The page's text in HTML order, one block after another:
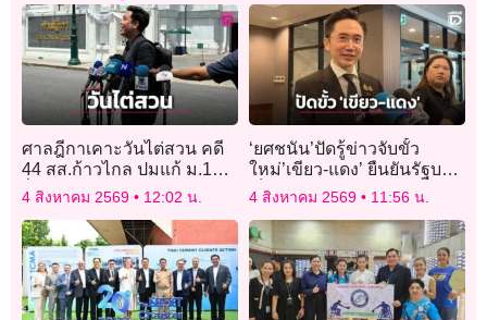
ศาลฎีกาเคาะวันไต่สวน คดี
44 สส.ก้าวไกล ปมแก้ ม.112!
ฝั่งผู้คัดค้านอ้าง 60 พยาน
4 สิงหาคม 2569 12:02 น.
‘ยศชนัน’ปัดรู้ข่าวจับขั้ว
ใหม่’เขียว-แดง’ ยืนยันรัฐบาล
เป็นปึกแผ่น ขออย่าเอาเรื่อง
ทำงาน
4 สิงหาคม 2569 11:56 น.